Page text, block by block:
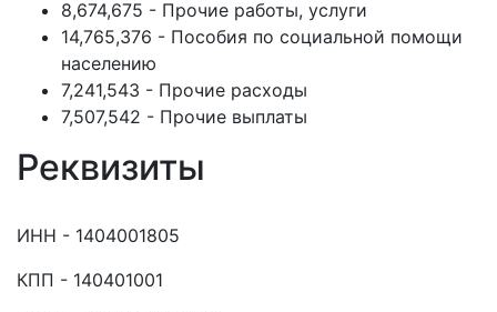
8,674,675 - Прочие работы, услуги
14,765,376 - Пособия по социальной помощи
населению
7,241,543 - Прочие расходы
7,507,542 - Прочие выплаты
Реквизиты
ИНН - 1404001805
КПП - 140401001